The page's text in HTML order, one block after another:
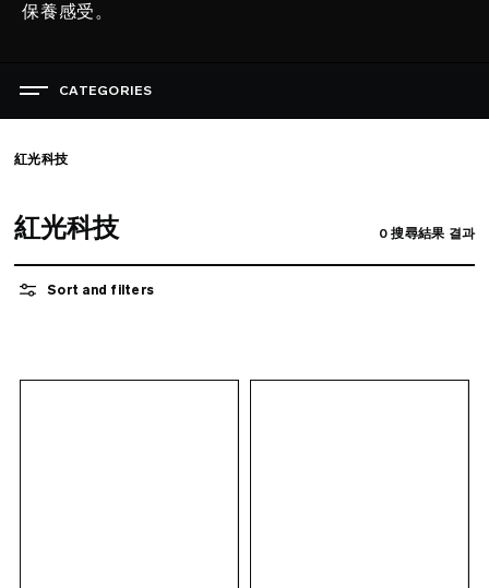
保養感受。
CATEGORIES
紅光科技
紅光科技 0 搜尋結果 결과
Sort and filters